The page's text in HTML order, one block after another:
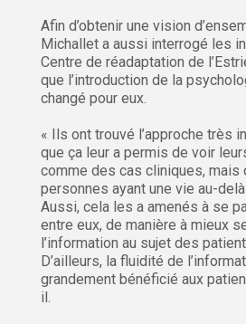
Afin d’obtenir une vision
Michallet a aussi interrogé les
Centre de réadaptation de
que l’introduction de la
changé pour eux.
« Ils ont trouvé l’approche très
que ça leur a permis de voir
comme des cas cliniques, mais
personnes ayant une vie au-
Aussi, cela les a amenés à se
entre eux, de manière à mieux
l’information au sujet des
D’ailleurs, la fluidité de
grandement bénéficié aux
il.